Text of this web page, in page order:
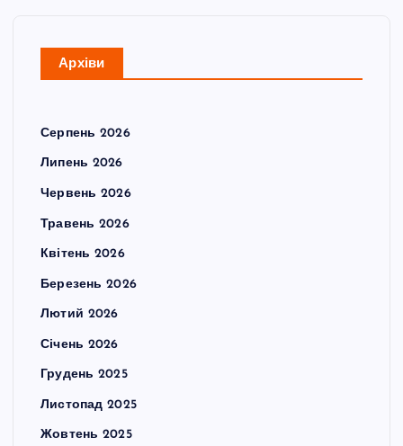
Архіви
Серпень 2026
Липень 2026
Червень 2026
Травень 2026
Квітень 2026
Березень 2026
Лютий 2026
Січень 2026
Грудень 2025
Листопад 2025
Жовтень 2025